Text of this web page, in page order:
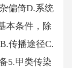
偏倚D.系统
本条件，除
传播途径C.
5.甲类传染